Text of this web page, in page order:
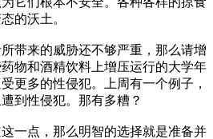
的沃土。
带来的威胁还不够严重，那么请增
物和酒精饮料上增压运行的大学年
更多的性侵犯。上周有一个例子，
到性侵犯。那有多糟？
一点，那么明智的选择就是准备并